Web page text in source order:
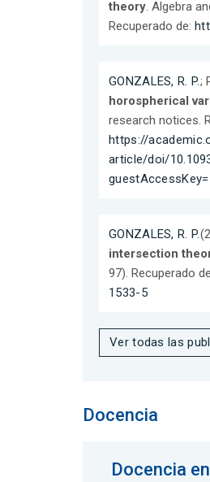
theory . Algebra
Recuperado de:
GONZALES, R. P.;
horospherical
research notices.
https://
article/doi/
GONZALES, R. P.
intersection
97). Recuperado
1533-5
Ver todas las
Docencia
Docencia